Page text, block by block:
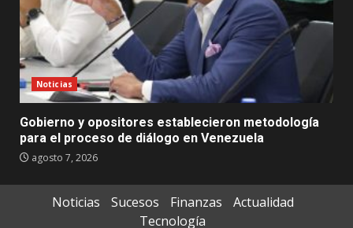
Noticias
Gobierno y opositores establecieron metodología
para el proceso de diálogo en Venezuela
agosto 7, 2026
Noticias Sucesos Finanzas
Actualidad
Tecnología